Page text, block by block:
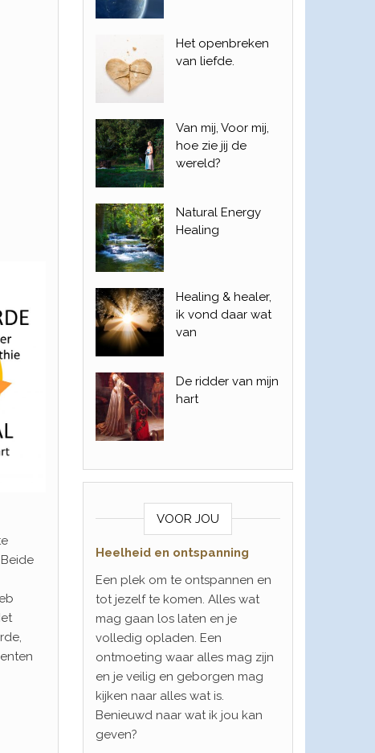
Het openbreken
van liefde.
Van mij, Voor mij,
hoe zie jij de
wereld?
Natural Energy
Healing
Healing & healer,
ik vond daar wat
van
De ridder van mijn
hart
VOOR JOU
Heelheid en ontspanning
Een plek om te ontspannen en
tot jezelf te komen. Alles wat
mag gaan los laten en je
volledig opladen. Een
ontmoeting waar alles mag zijn
en je veilig en geborgen mag
kijken naar alles wat is.
Benieuwd naar wat ik jou kan
geven?